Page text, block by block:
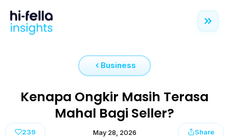
Business
Kenapa Ongkir Masih Terasa
Mahal Bagi Seller?
239 May 28, 2026 Share